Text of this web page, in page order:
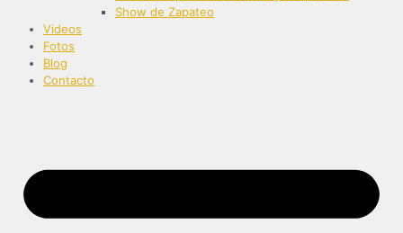
Show de Zapateo
Videos
Fotos
Blog
Contacto